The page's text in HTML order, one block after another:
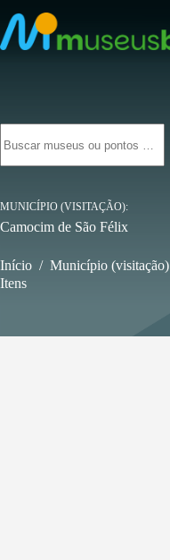
para
o
conteúdo
resultados
MUNICÍPIO (VISITAÇÃO)
Camocim de São Félix
Início / Município (visitação)
Itens